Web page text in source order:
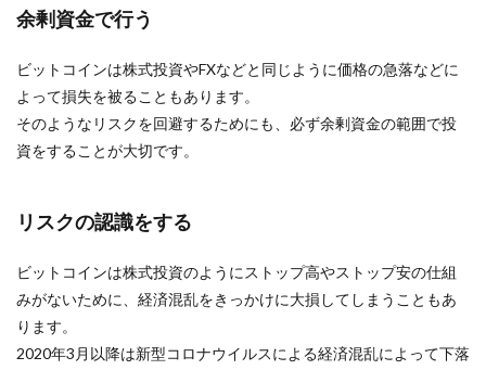
余剰資金で行う
ビットコインは株式投資やFXなどと同じように価格の急落などに
よって損失を被ることもあります。
そのようなリスクを回避するためにも、必ず余剰資金の範囲で投
資をすることが大切です。
リスクの認識をする
ビットコインは株式投資のようにストップ高やストップ安の仕組
みがないために、経済混乱をきっかけに大損してしまうこともあ
ります。
2020年3月以降は新型コロナウイルスによる経済混乱によって下落